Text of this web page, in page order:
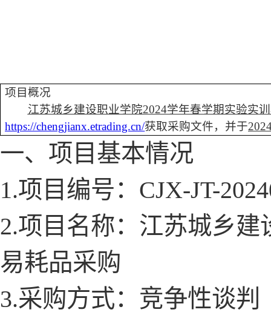
项目概况
江苏城乡建设职业学院2024学年春学期实验实
https://chengjianx.etrading.cn/获取采购文件，并于
一、项目基本情况
1.项目编号：CJX-JT-
2.项目名称：江苏城乡
易耗品采购
3.采购方式：竞争性谈判